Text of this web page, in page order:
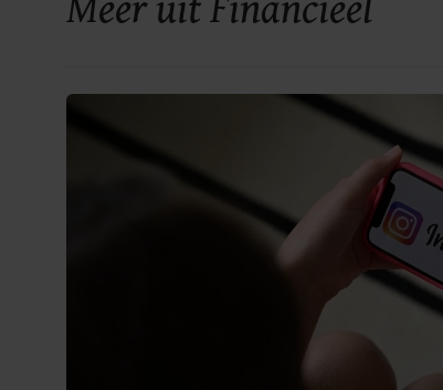
Meer uit Financieel